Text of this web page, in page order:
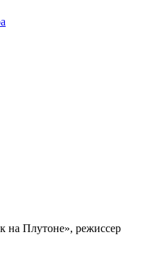
на Плутоне», режиссер